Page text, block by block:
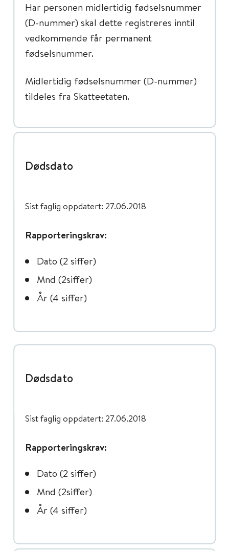
Har personen midlertidig fødselsnummer
(D-nummer) skal dette registreres inntil
vedkommende får permanent
fødselsnummer.
Midlertidig fødselsnummer (D-nummer)
tildeles fra Skatteetaten.
Dødsdato
Sist faglig oppdatert: 27.06.2018
Rapporteringskrav:
Dato (2 siffer)
Mnd (2siffer)
År (4 siffer)
Dødsdato
Sist faglig oppdatert: 27.06.2018
Rapporteringskrav:
Dato (2 siffer)
Mnd (2siffer)
År (4 siffer)